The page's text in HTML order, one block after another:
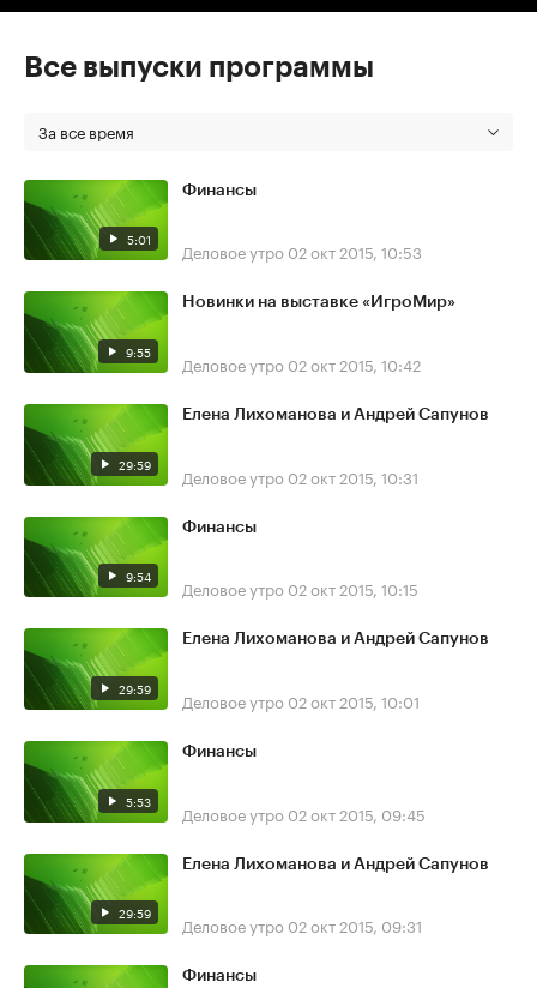
Все выпуски программы
За все время
5:01
Финансы
Деловое утро 02 окт 2015, 10:53
9:55
Новинки на выставке «ИгроМир»
Деловое утро 02 окт 2015, 10:42
29:59
Елена Лихоманова и Андрей Сапунов
Деловое утро 02 окт 2015, 10:31
9:54
Финансы
Деловое утро 02 окт 2015, 10:15
29:59
Елена Лихоманова и Андрей Сапунов
Деловое утро 02 окт 2015, 10:01
5:53
Финансы
Деловое утро 02 окт 2015, 09:45
29:59
Елена Лихоманова и Андрей Сапунов
Деловое утро 02 окт 2015, 09:31
Финансы